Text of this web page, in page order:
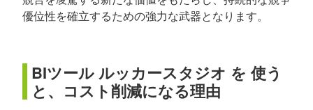
優位性を確立するための強力な武器となります。
BIツール ルッカースタジオ を 使う
と、コスト削減になる理由